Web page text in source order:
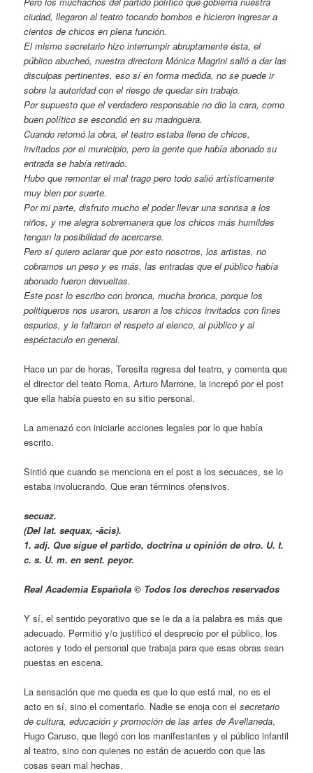
ciudad, llegaron al teatro tocando bombos e hicieron ingresar a
cientos de chicos en plena función.
El mismo secretario hizo interrumpir abruptamente ésta, el
público abucheó, nuestra directora Mónica Magrini salió a dar las
disculpas pertinentes, eso sí en forma medida, no se puede ir
sobre la autoridad con el riesgo de quedar sin trabajo.
Por supuesto que el verdadero responsable no dio la cara, como
buen político se escondió en su madriguera.
Cuando retomó la obra, el teatro estaba lleno de chicos,
invitados por el municipio, pero la gente que había abonado su
entrada se había retirado.
Hubo que remontar el mal trago pero todo salió artísticamente
muy bien por suerte.
Por mi parte, disfruto mucho el poder llevar una sonrisa a los
niños, y me alegra sobremanera que los chicos más humildes
tengan la posibilidad de acercarse.
Pero sí quiero aclarar que por esto nosotros, los artistas, no
cobramos un peso y es más, las entradas que el público había
abonado fueron devueltas.
Este post lo escribo con bronca, mucha bronca, porque los
politiqueros nos usaron, usaron a los chicos invitados con fines
espurios, y le faltaron el respeto al elenco, al público y al
espéctaculo en general.
Hace un par de horas, Teresita regresa del teatro, y comenta que
el director del teato Roma, Arturo Marrone, la increpó por el post
que ella había puesto en su sitio personal.
La amenazó con iniciarle acciones legales por lo que había
escrito.
Sintió que cuando se menciona en el post a los secuaces, se lo
estaba involucrando. Que eran términos ofensivos.
secuaz.
(Del lat. sequax, -ācis).
1. adj. Que sigue el partido, doctrina u opinión de otro. U. t.
c. s. U. m. en sent. peyor.
Real Academia Española © Todos los derechos reservados
Y sí, el sentido peyorativo que se le da a la palabra es más que
adecuado. Permitió y/o justificó el desprecio por el público, los
actores y todo el personal que trabaja para que esas obras sean
puestas en escena.
La sensación que me queda es que lo que está mal, no es el
acto en sí, sino el comentarlo. Nadie se enoja con elsecretario
de cultura, educación y promoción de las artes de Avellaneda,
Hugo Caruso, que llegó con los manifestantes y el público infantil
al teatro, sino con quienes no están de acuerdo con que las
cosas sean mal hechas.